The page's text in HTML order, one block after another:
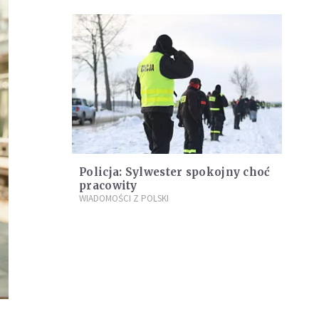
Policja: Sylwester spokojny choć
pracowity
WIADOMOŚCI Z POLSKI